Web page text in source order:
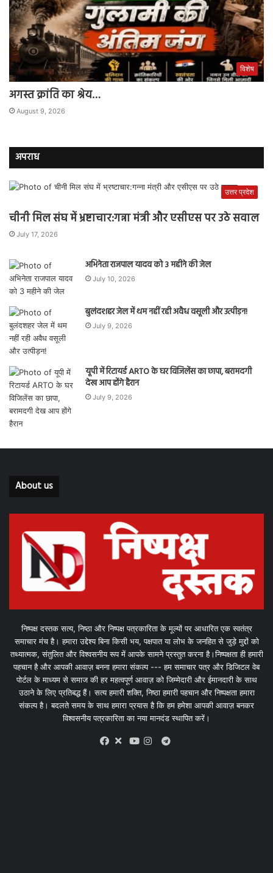
विशेष
अगस्त क्रांति का श्रेय…
August 9, 2026
अपराध
उत्तर प्रदेश
चीनी मिल संघ में भ्रष्टाचार:गन्ना मंत्री और एसीएस पर उठे सवाल
July 17, 2026
अभिनेता राजपाल यादव को 3 महीने की जेल
July 10, 2026
बुलंदशहर जेल में थम नहीं रही अवैध वसूली और उत्पीड़न!
July 9, 2026
यूपी में रिटायर्ड ARTO के घर विजिलेंस का छापा, बरामदगी
देख आप होंगे हैरान
July 9, 2026
About us
निष्पक्ष दस्तक सत्य, निष्ठा और निष्पक्ष पत्रकारिता के मूल्यों पर आधारित एक स्वतंत्र
समाचार मंच है। हमारा उद्देश्य बिना किसी भय, पक्षपात या लोभ के जनहित से जुड़े मुद्दों को
तथ्यात्मक, संतुलित और विश्वसनीय रूप में आपके सामने प्रस्तुत करना है।निष्पक्षता ही हमारी
पहचान है और आपकी आवाज़ बनना हमारा संकल्प --- हम समाचार पत्र और डिजिटल वेब
पोर्टल के माध्यम से समाज की हर महत्वपूर्ण आवाज़ को जिम्मेदारी और ईमानदारी के साथ
उठाने के लिए प्रतिबद्ध हैं। सत्य हमारी शक्ति, निष्ठा हमारी पहचान और निष्पक्षता हमारा
संकल्प है। बदलते समय के साथ हमारा प्रयास है कि हम हमेशा आपकी आवाज़ बनकर
विश्वसनीय पत्रकारिता का नया मानदंड स्थापित करें।
X
Telegram